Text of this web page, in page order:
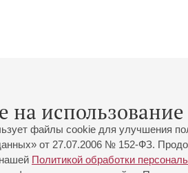
на
файлы cookie для улучшения
от 27.07.2006 № 152-ФЗ.
Политикой обработки